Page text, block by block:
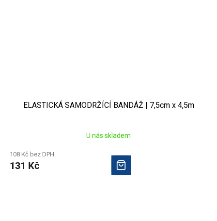
ELASTICKÁ SAMODRŽÍCÍ BANDÁŽ | 7,5cm x 4,5m
U nás skladem
108 Kč bez DPH
131 Kč